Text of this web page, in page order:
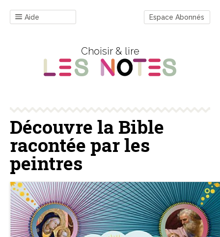
Aide Espace Abonnés
Choisir & lire
Découvre la Bible
racontée par les
peintres